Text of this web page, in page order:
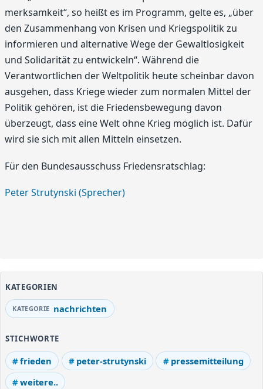
merksamkeit“, so heißt es im Programm, gelte es, „über
den Zusammenhang von Krisen und Kriegs­politik zu
informieren und alternative Wege der Gewalt­losigkeit
und Solidarität zu entwickeln“. Während die
Verantwortlichen der Weltpolitik heute scheinbar davon
ausgehen, dass Kriege wieder zum normalen Mittel der
Politik gehören, ist die Friedensbewegung davon
überzeugt, dass eine Welt ohne Krieg möglich ist. Dafür
wird sie sich mit allen Mitteln einsetzen.
Für den Bundesausschuss Friedensratschlag:
Peter Strutynski (Sprecher)
KATEGORIEN
nachrichten
STICHWORTE
frieden peter-strutynski
pressemitteilung
weitere..